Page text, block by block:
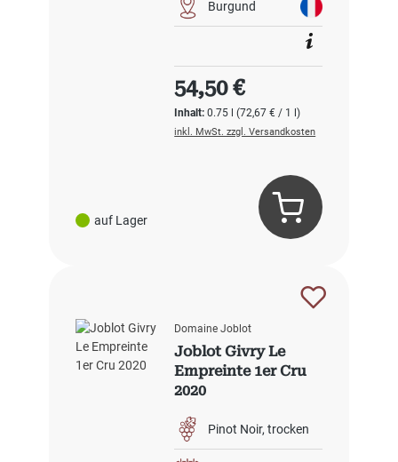
auf Lager
Burgund
Inhalt:0.75 l(72,67 € / 1 l)
Regulärer Preis:
54,50 €
inkl. MwSt. zzgl. Versandkosten
Domaine Joblot
Joblot Givry Le
Empreinte 1er Cru
2020
Pinot Noir trocken